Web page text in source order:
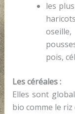
les
pois,
Les céréales :
Elles sont
bio comme le riz